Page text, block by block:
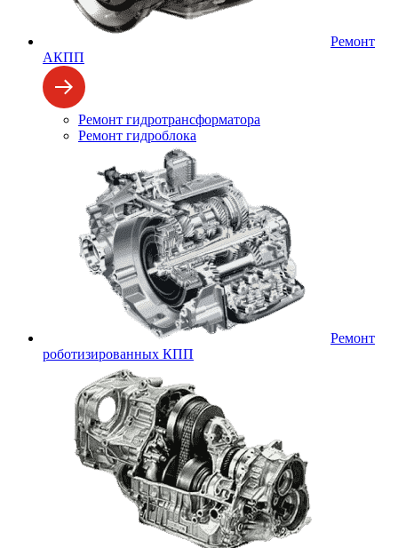
Ремонт
АКПП
Ремонт гидротрансформатора
Ремонт гидроблока
Ремонт
роботизированных КПП